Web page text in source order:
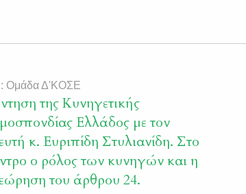
Ομάδα Δ'ΚΟΣΕ
της Κυνηγετικής
Ελλάδος με τον
κ. Ευριπίδη Στυλιανίδη. Στο
ο ρόλος των κυνηγών και η
του άρθρου 24.